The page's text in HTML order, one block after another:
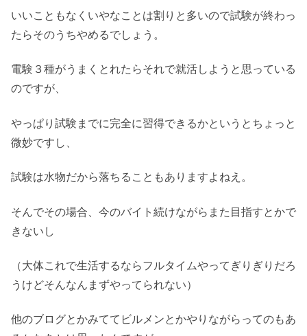
いいこともなくいやなことは割りと多いので試験が終わっ
たらそのうちやめるでしょう。
電験３種がうまくとれたらそれで就活しようと思っている
のですが、
やっぱり試験までに完全に習得できるかというとちょっと
微妙ですし、
試験は水物だから落ちることもありますよねえ。
そんでその場合、今のバイト続けながらまた目指すとかで
きないし
（大体これで生活するならフルタイムやってぎりぎりだろ
うけどそんなんまずやってられない）
他のブログとかみててビルメンとかやりながらってのもあ